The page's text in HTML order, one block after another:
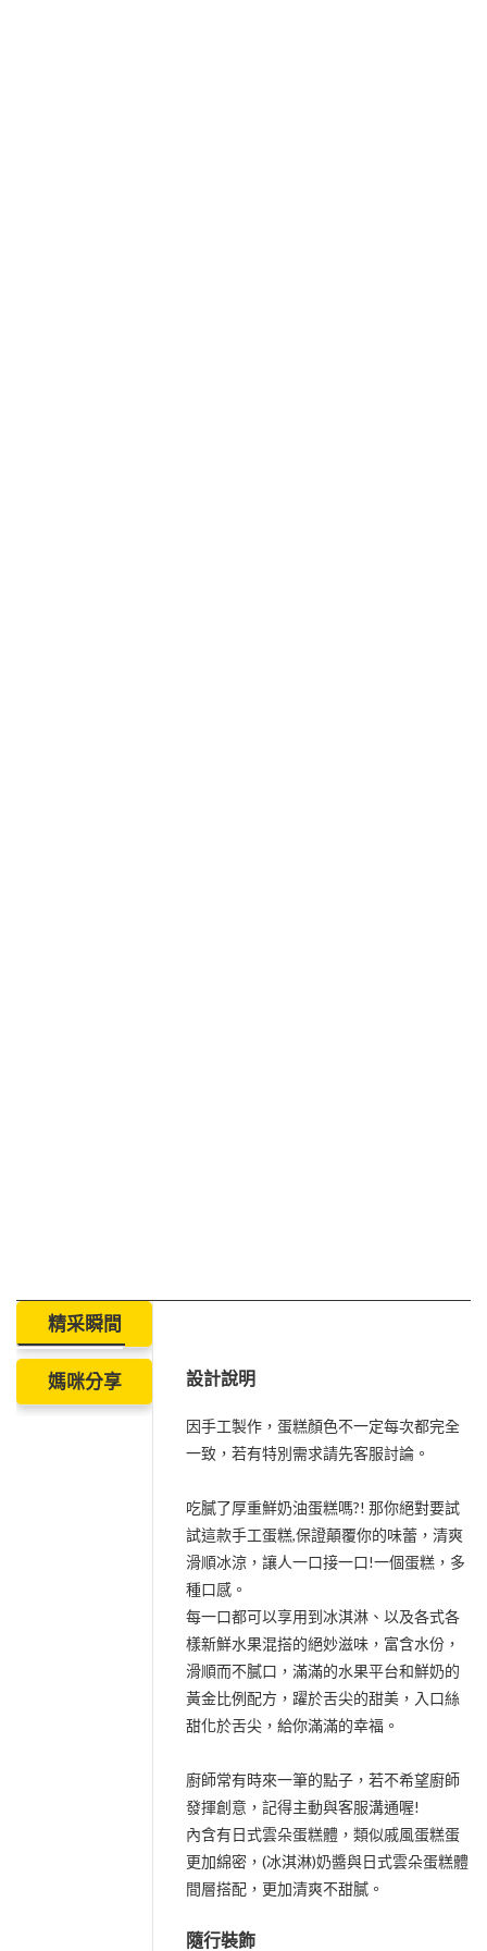
精采瞬間
媽咪分享 設計說明
因手工製作，蛋糕顏色不一定每次都完全
一致，若有特別需求請先客服討論。
吃膩了厚重鮮奶油蛋糕嗎?! 那你絕對要試
試這款手工蛋糕,保證顛覆你的味蕾，清爽
滑順冰涼，讓人一口接一口!一個蛋糕，多
種口感。
每一口都可以享用到冰淇淋、以及各式各
樣新鮮水果混搭的絕妙滋味，富含水份，
滑順而不膩口，滿滿的水果平台和鮮奶的
黃金比例配方，躍於舌尖的甜美，入口絲
甜化於舌尖，給你滿滿的幸福。
廚師常有時來一筆的點子，若不希望廚師
發揮創意，記得主動與客服溝通喔!
內含有日式雲朵蛋糕體，類似戚風蛋糕蛋
更加綿密，(冰淇淋)奶醬與日式雲朵蛋糕體
間層搭配，更加清爽不甜膩。
隨行裝飾